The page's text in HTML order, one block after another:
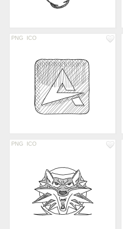
PNG ICO
PNG ICO